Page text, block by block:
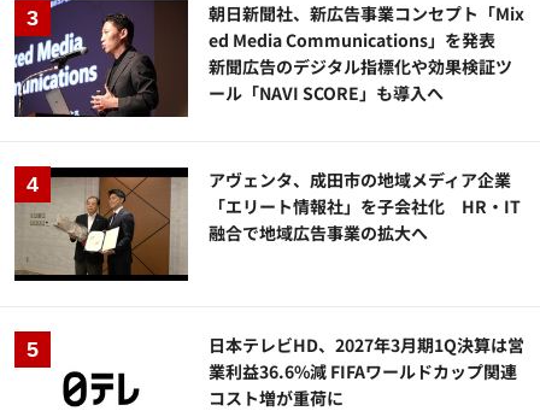
朝日新聞社、新広告事業コンセプト「Mix
ed Media Communications」を発表
新聞広告のデジタル指標化や効果検証ツ
ール「NAVI SCORE」も導入へ
アヴェンタ、成田市の地域メディア企業
「エリート情報社」を子会社化 HR・IT
融合で地域広告事業の拡大へ
日本テレビHD、2027年3月期1Q決算は営
業利益36.6%減 FIFAワールドカップ関連
コスト増が重荷に